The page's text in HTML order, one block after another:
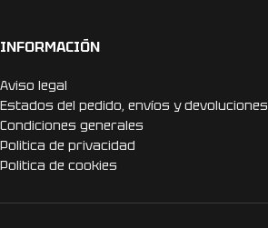
INFORMACIÓN
Aviso legal
Estados del pedido, envíos y devoluciones
Condiciones generales
Politica de privacidad
Politica de cookies